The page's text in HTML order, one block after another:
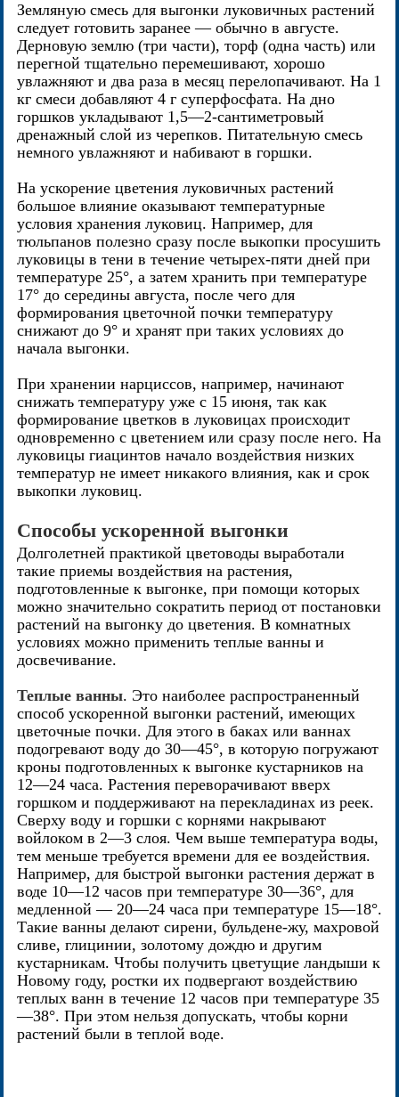
Земляную смесь для выгонки луковичных растений
следует готовить заранее — обычно в августе.
Дерновую землю (три части), торф (одна часть) или
перегной тщательно перемешивают, хорошо
увлажняют и два раза в месяц перелопачивают. На 1
кг смеси добавляют 4 г суперфосфата. На дно
горшков укладывают 1,5—2-сантиметровый
дренажный слой из черепков. Питательную смесь
немного увлажняют и набивают в горшки.
На ускорение цветения луковичных растений
большое влияние оказывают температурные
условия хранения луковиц. Например, для
тюльпанов полезно сразу после выкопки просушить
луковицы в тени в течение четырех-пяти дней при
температуре 25°, а затем хранить при температуре
17° до середины августа, после чего для
формирования цветочной почки температуру
снижают до 9° и хранят при таких условиях до
начала выгонки.
При хранении нарциссов, например, начинают
снижать температуру уже с 15 июня, так как
формирование цветков в луковицах происходит
одновременно с цветением или сразу после него. На
луковицы гиацинтов начало воздействия низких
температур не имеет никакого влияния, как и срок
выкопки луковиц.
Способы ускоренной выгонки
Долголетней практикой цветоводы выработали
такие приемы воздействия на растения,
подготовленные к выгонке, при помощи которых
можно значительно сократить период от постановки
растений на выгонку до цветения. В комнатных
условиях можно применить теплые ванны и
досвечивание.
Теплые ванны. Это наиболее распространенный
способ ускоренной выгонки растений, имеющих
цветочные почки. Для этого в баках или ваннах
подогревают воду до 30—45°, в которую погружают
кроны подготовленных к выгонке кустарников на
12—24 часа. Растения переворачивают вверх
горшком и поддерживают на перекладинах из реек.
Сверху воду и горшки с корнями накрывают
войлоком в 2—3 слоя. Чем выше температура воды,
тем меньше требуется времени для ее воздействия.
Например, для быстрой выгонки растения держат в
воде 10—12 часов при температуре 30—36°, для
медленной — 20—24 часа при температуре 15—18°.
Такие ванны делают сирени, бульдене-жу, махровой
сливе, глицинии, золотому дождю и другим
кустарникам. Чтобы получить цветущие ландыши к
Новому году, ростки их подвергают воздействию
теплых ванн в течение 12 часов при температуре 35
—38°. При этом нельзя допускать, чтобы корни
растений были в теплой воде.